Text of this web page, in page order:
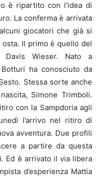
è ripartito con l’idea di
La conferma è arrivata
giocatori che già si
Il primo è quello del
Davis Wieser. Nato a
ha conosciuto da
Stessa sorte anche
Simone Trimboli.
con la Sampdoria agli
l’arrivo nel ritiro di
avventura. Due profili
a partire da questa
Ed è arrivato il via libera
d’esperienza Mattia